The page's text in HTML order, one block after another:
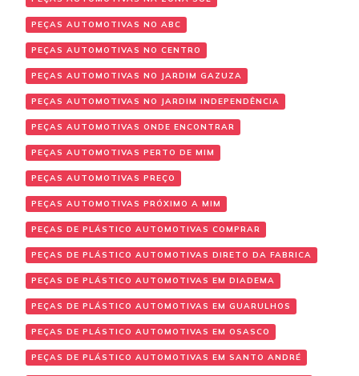
PEÇAS AUTOMOTIVAS NO ABC
PEÇAS AUTOMOTIVAS NO CENTRO
PEÇAS AUTOMOTIVAS NO JARDIM GAZUZA
PEÇAS AUTOMOTIVAS NO JARDIM INDEPENDÊNCIA
PEÇAS AUTOMOTIVAS ONDE ENCONTRAR
PEÇAS AUTOMOTIVAS PERTO DE MIM
PEÇAS AUTOMOTIVAS PREÇO
PEÇAS AUTOMOTIVAS PRÓXIMO A MIM
PEÇAS DE PLÁSTICO AUTOMOTIVAS COMPRAR
PEÇAS DE PLÁSTICO AUTOMOTIVAS DIRETO DA FABRICA
PEÇAS DE PLÁSTICO AUTOMOTIVAS EM DIADEMA
PEÇAS DE PLÁSTICO AUTOMOTIVAS EM GUARULHOS
PEÇAS DE PLÁSTICO AUTOMOTIVAS EM OSASCO
PEÇAS DE PLÁSTICO AUTOMOTIVAS EM SANTO ANDRÉ